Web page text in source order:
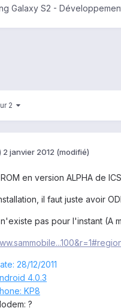
Galaxy S2 -
2
2 janvier 2012 (modifié)
en version ALPHA de
il faut juste avoir
pas pour l'instant (A
28/12/2011
4.0.3
KP8
?